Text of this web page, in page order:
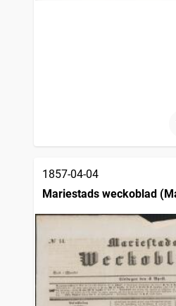
1857-04-04
Mariestads weckoblad
1834)